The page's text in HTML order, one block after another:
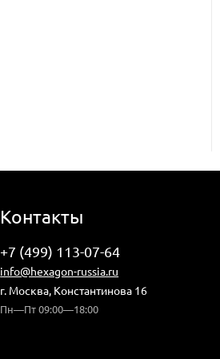
Контакты
+7 (499) 113-07-64
info@hexagon-russia.ru
г. Москва, Константинова 16
Пн—Пт 09:00—18:00